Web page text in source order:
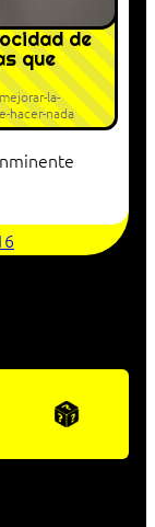
de
que
la-
hacer-nada